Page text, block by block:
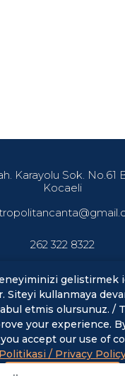
Karayolu Sok. No.61
Kocaeli
262 322 8322
ve fırsatlardan haberdar
olun.
gelistirmek
Siteyi kullanmaya
etmis olursunuz. /
your experience.
accept our use of
Politikasi / Privacy